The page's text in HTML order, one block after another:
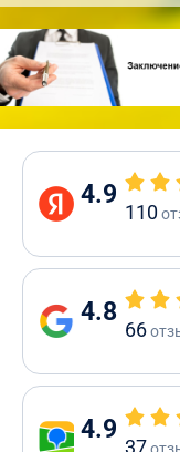
4.9
110
4.8
66
4.9
37